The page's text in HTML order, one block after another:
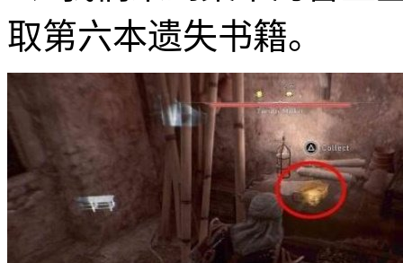
取第六本遗失书籍。